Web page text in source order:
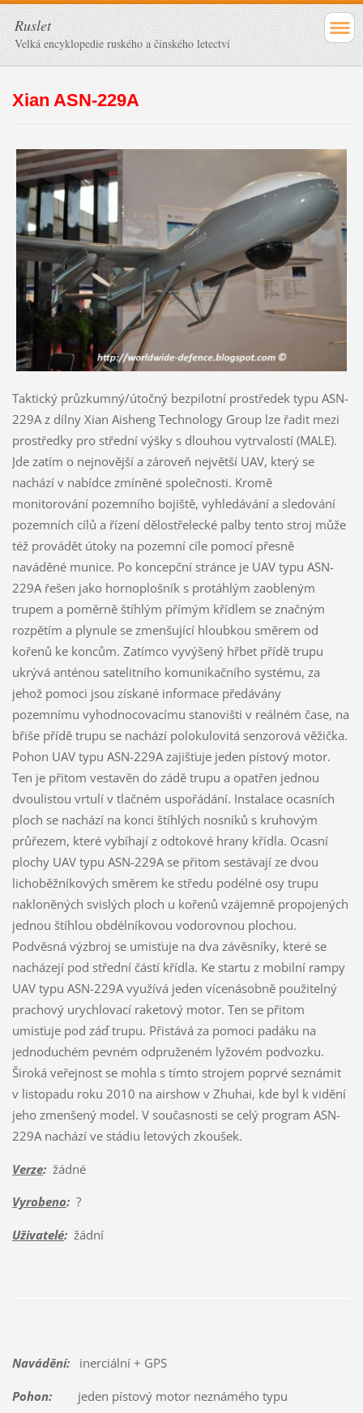
Ruslet
Velká encyklopedie ruského a čínského letectví
Xian ASN-229A
Taktický průzkumný/útočný bezpilotní prostředek typu ASN-
229A z dílny Xian Aisheng Technology Group lze řadit mezi
prostředky pro střední výšky s dlouhou vytrvalostí (MALE).
Jde zatím o nejnovější a zároveň největší UAV, který se
nachází v nabídce zmíněné společnosti. Kromě
monitorování pozemního bojiště, vyhledávání a sledování
pozemních cílů a řízení dělostřelecké palby tento stroj může
též provádět útoky na pozemní cíle pomocí přesně
naváděné munice. Po koncepční stránce je UAV typu ASN-
229A řešen jako hornoplošník s protáhlým zaobleným
trupem a poměrně štíhlým přímým křídlem se značným
rozpětím a plynule se zmenšující hloubkou směrem od
kořenů ke koncům. Zatímco vyvýšený hřbet přídě trupu
ukrývá anténou satelitního komunikačního systému, za
jehož pomoci jsou získané informace předávány
pozemnímu vyhodnocovacímu stanovišti v reálném čase, na
břiše přídě trupu se nachází polokulovitá senzorová věžička.
Pohon UAV typu ASN-229A zajišťuje jeden pístový motor.
Ten je přitom vestavěn do zádě trupu a opatřen jednou
dvoulistou vrtulí v tlačném uspořádání. Instalace ocasních
ploch se nachází na konci štíhlých nosníků s kruhovým
průřezem, které vybíhají z odtokové hrany křídla. Ocasní
plochy UAV typu ASN-229A se přitom sestávají ze dvou
lichoběžníkových směrem ke středu podélné osy trupu
nakloněných svislých ploch u kořenů vzájemně propojených
jednou štíhlou obdélníkovou vodorovnou plochou.
Podvěsná výzbroj se umisťuje na dva závěsníky, které se
nacházejí pod střední částí křídla. Ke startu z mobilní rampy
UAV typu ASN-229A využívá jeden vícenásobně použitelný
prachový urychlovací raketový motor. Ten se přitom
umisťuje pod záď trupu. Přistává za pomoci padáku na
jednoduchém pevném odpruženém lyžovém podvozku.
Široká veřejnost se mohla s tímto strojem poprvé seznámit
v listopadu roku 2010 na airshow v Zhuhai, kde byl k vidění
jeho zmenšený model. V současnosti se celý program ASN-
229A nachází ve stádiu letových zkoušek.
Verze:žádné
Vyrobeno:?
Uživatelé:žádní
Navádění:inerciální + GPS
Pohon:jeden pístový motor neznámého typu